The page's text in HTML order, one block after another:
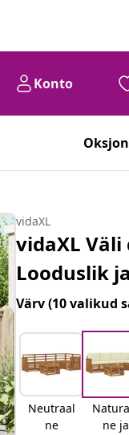
Konto
vidaXL
vidaXL
Looduslik
Värv(10 valikud
Neutraal
ne
ne ja